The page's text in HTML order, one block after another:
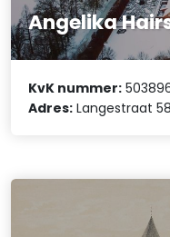
Angelika
KvK nummer:
Adres: Langestraat 58